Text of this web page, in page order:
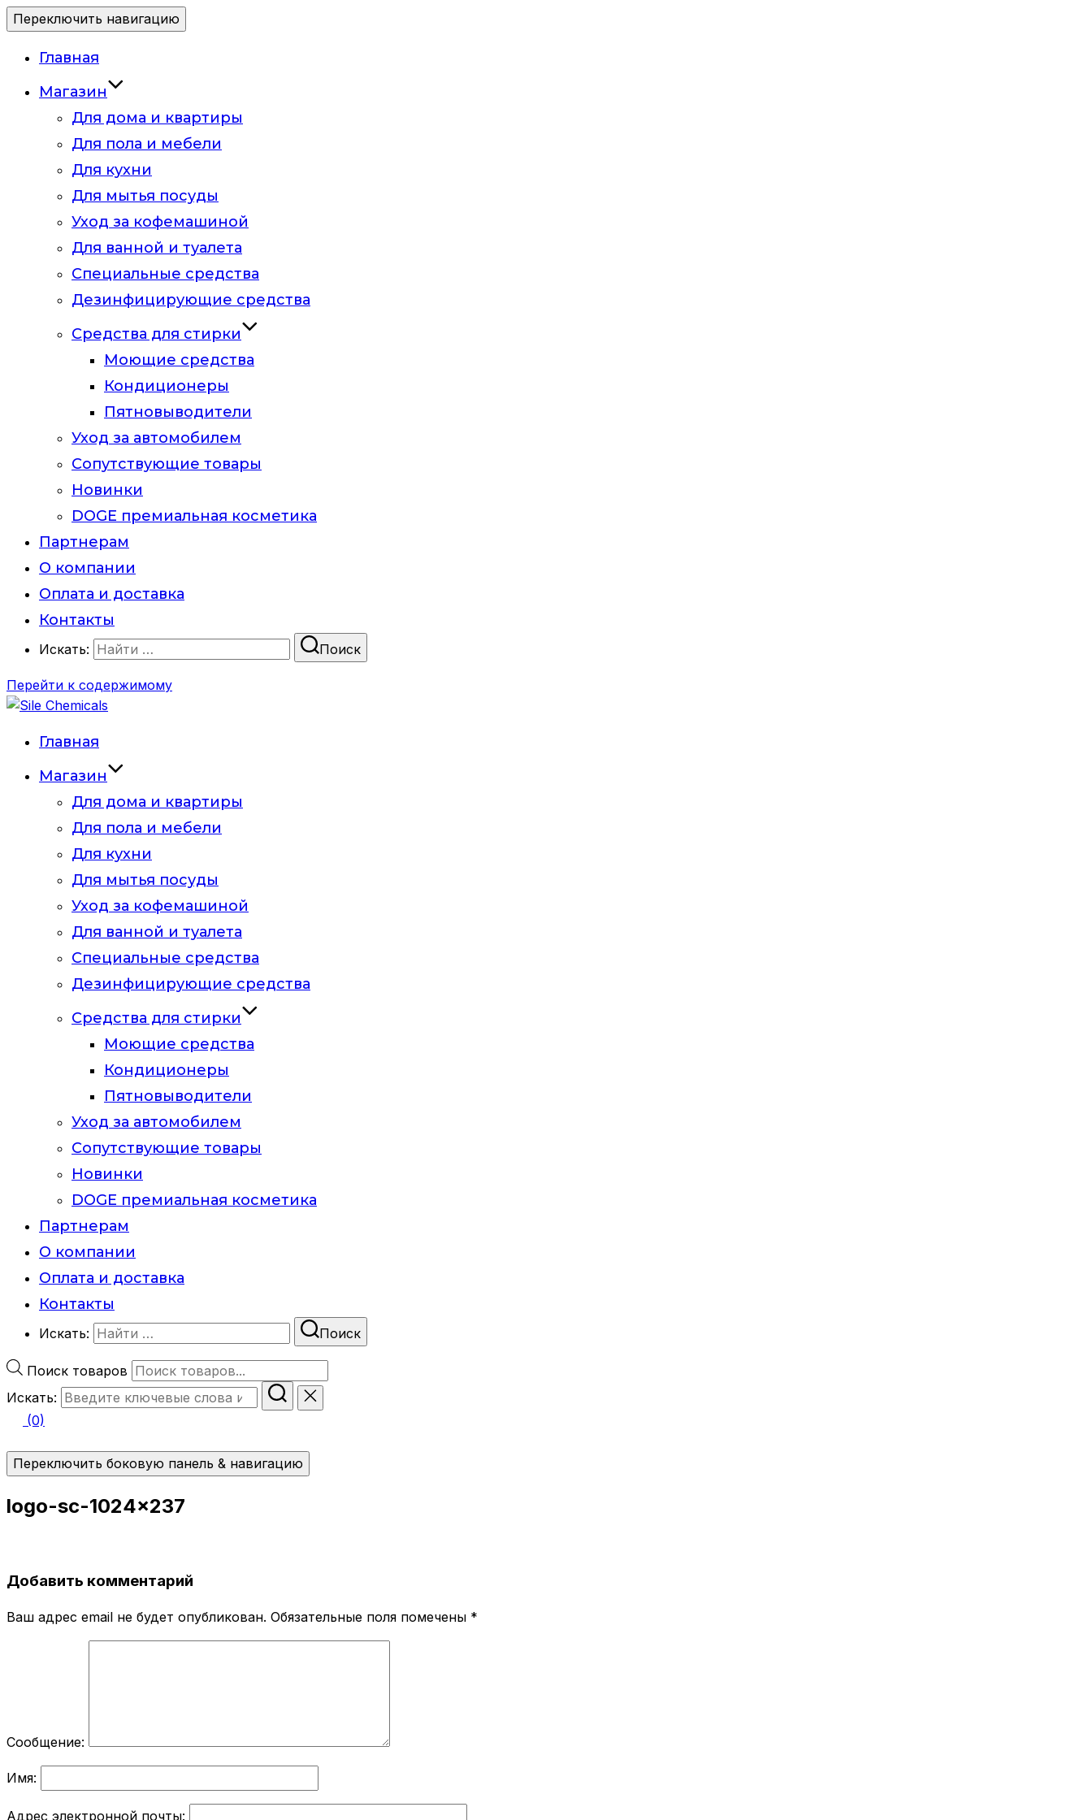
Переключить навигацию
Главная
Магазин
Для дома и квартиры
Для пола и мебели
Для кухни
Для мытья посуды
Уход за кофемашиной
Для ванной и туалета
Специальные средства
Дезинфицирующие средства
Средства для стирки
Моющие средства
Кондиционеры
Пятновыводители
Уход за автомобилем
Сопутствующие товары
Новинки
DOGE премиальная косметика
Партнерам
О компании
Оплата и доставка
Контакты
Искать: Поиск
Перейти к содержимому
Главная
Магазин
Для дома и квартиры
Для пола и мебели
Для кухни
Для мытья посуды
Уход за кофемашиной
Для ванной и туалета
Специальные средства
Дезинфицирующие средства
Средства для стирки
Моющие средства
Кондиционеры
Пятновыводители
Уход за автомобилем
Сопутствующие товары
Новинки
DOGE премиальная косметика
Партнерам
О компании
Оплата и доставка
Контакты
Искать: Поиск
Поиск товаров
Искать:
(0)
Переключить боковую панель & навигацию
logo-sc-1024×237
Добавить комментарий
Ваш адрес email не будет опубликован. Обязательные поля помечены *
Сообщение:
Имя:
Адрес электронной почты: